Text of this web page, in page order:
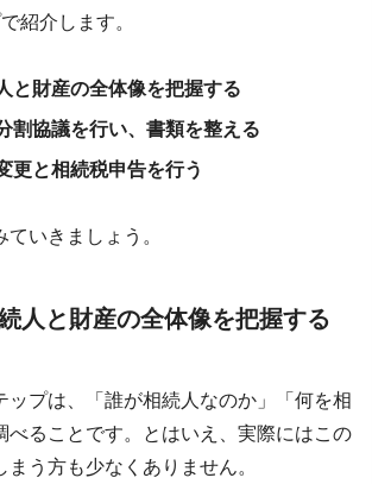
紹介します。
と財産の全体像を把握する
割協議を行い、書類を整える
更と相続税申告を行う
いきましょう。
人と財産の全体像を把握する
ップは、「誰が相続人なのか」「何を相
べることです。とはいえ、実際にはこの
う方も少なくありません。